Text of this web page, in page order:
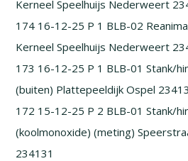
Kerneel Speelhuijs Nederweert
174 16-12-25 P 1 BLB-02
Kerneel Speelhuijs Nederweert
173 16-12-25 P 1 BLB-01 Stank/
(buiten) Plattepeeldijk Ospel
172 15-12-25 P 2 BLB-01 Stank/
(koolmonoxide) (meting)
234131